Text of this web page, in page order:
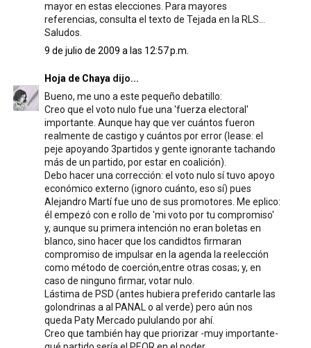
mayor en estas elecciones. Para mayores
referencias, consulta el texto de Tejada en la RLS...
Saludos.
9 de julio de 2009 a las 12:57 p.m.
Hoja de Chaya dijo...
Bueno, me uno a este pequeño debatillo:
Creo que el voto nulo fue una 'fuerza electoral'
importante. Aunque hay que ver cuántos fueron
realmente de castigo y cuántos por error (lease: el
peje apoyando 3partidos y gente ignorante tachando
más de un partido, por estar en coalición).
Debo hacer una corrección: el voto nulo sí tuvo apoyo
económico externo (ignoro cuánto, eso sí) pues
Alejandro Martí fue uno de sus promotores. Me eplico:
él empezó con e rollo de 'mi voto por tu compromiso'
y, aunque su primera intención no eran boletas en
blanco, sino hacer que los candidtos firmaran
compromiso de impulsar en la agenda la reelección
como método de coerción,entre otras cosas; y, en
caso de ninguno firmar, votar nulo.
Lástima de PSD (antes hubiera preferido cantarle las
golondrinas a al PANAL o al verde) pero aún nos
queda Paty Mercado pululando por ahí.
Creo que también hay que priorizar -muy importante-